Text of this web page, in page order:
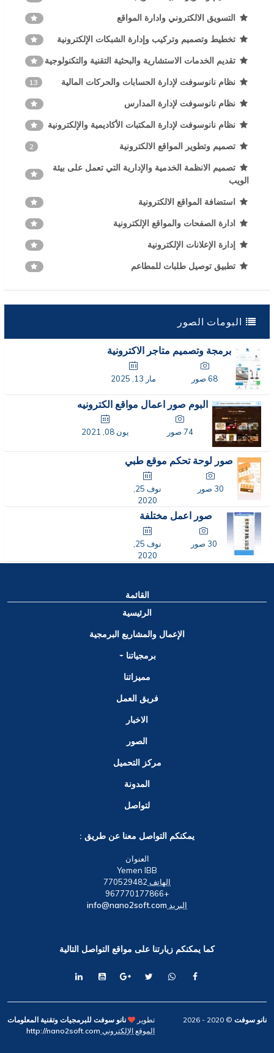
تصميم وتطوير تطبيقات الويب .
التسويق الالكتروني وادارة المواقع
تخطيط وتصميم وتركيب وإدارة الشبكات الإلكترونية
تقديم الخدمات الاستشارية والبحثية التقنية والتكنولوجية
نظام نانوسوفت لإدارة الحسابات والحركات المالية
13
نظام نانوسوفت لإدارة المدارس
نظام نانوسوفت لإدارة المكتبات الأكاديمية والإلكترونية
تصميم وتطوير المواقع الالكترونية
تصميم الانظمة الخدمية والإدارية التي تعمل على بيئة
الويب
استضافة المواقع الالكترونية
ادارة الصفحات والمواقع الإلكترونية
إدارة الإعلانات الإلكترونية
البومات الصور
برمجة وتصميم متاجر الاكترونية
68 صور مار 13, 2025
البوم صور اعمال مواقع الكترونيه
صور لوحة تحكم موقع طبي
30 صور
نوف 25,
2020
صور اعمل مختلفة
30 صور
نوف 25,
القائمة
الرئيسية
الإعمال والمشاريع البرمجية
برمجياتنا
مميزاتنا
فريق العمل
الاخبار
الصور
مركز التحميل
المدونة
العنوان
Yemen IBB
الهاتف 770529482
+967770177866
تطوير
نانو سوفت للبرمجيات وتقنية المعلومات